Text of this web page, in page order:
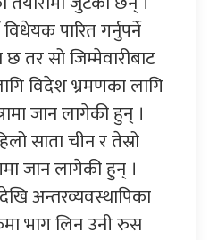
पारित गर्नुपर्ने
तर सो जिम्मेवारीबाट
विदेश भ्रमणका लागि
जान लागेकी हुन् ।
साता चीन र तेस्रो
जान लागेकी हुन् ।
अन्तरव्यवस्थापिका
भाग लिन उनी रुस